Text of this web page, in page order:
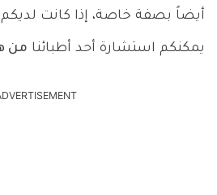
أيضاً بصفة خاصة، إذا كانت
يمكنكم استشارة أحد أطبائنا من